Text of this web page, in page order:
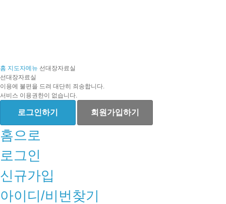
홈 지도자메뉴 선대장자료실
선대장자료실
이용에 불편을 드려 대단히 죄송합니다.
서비스 이용권한이 없습니다.
로그인하기 회원가입하기
홈으로
로그인
신규가입
아이디/비번찾기